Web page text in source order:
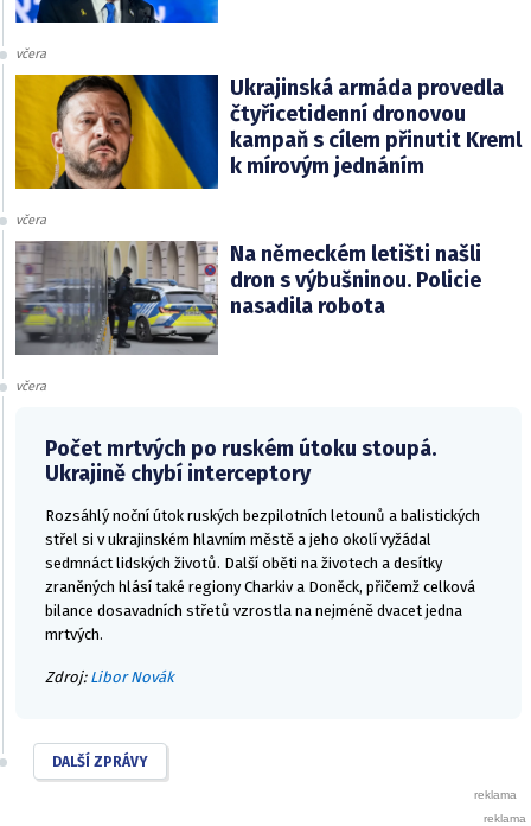
včera
Ukrajinská armáda provedla
čtyřicetidenní dronovou
kampaň s cílem přinutit Kreml
k mírovým jednáním
včera
Na německém letišti našli
dron s výbušninou. Policie
nasadila robota
včera
Počet mrtvých po ruském útoku stoupá.
Ukrajině chybí interceptory
Rozsáhlý noční útok ruských bezpilotních letounů a balistických
střel si v ukrajinském hlavním městě a jeho okolí vyžádal
sedmnáct lidských životů. Další oběti na životech a desítky
zraněných hlásí také regiony Charkiv a Doněck, přičemž celková
bilance dosavadních střetů vzrostla na nejméně dvacet jedna
mrtvých.
Zdroj: Libor Novák
DALŠÍ ZPRÁVY